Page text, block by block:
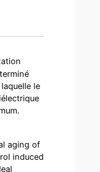
le
aging of
induced